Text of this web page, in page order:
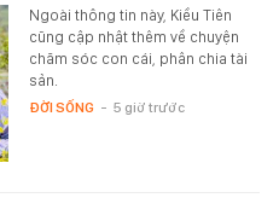
Ngoài thông tin này, Kiều Tiên
cũng cập nhật thêm về chuyện
chăm sóc con cái, phân chia tài
sản.
ĐỜI SỐNG - 5 giờ trước